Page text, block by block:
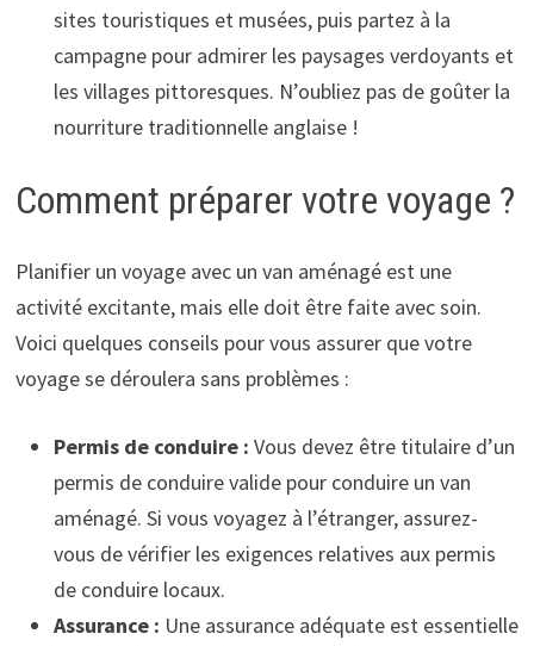
sites touristiques et musées, puis partez à la
campagne pour admirer les paysages verdoyants et
les villages pittoresques. N’oubliez pas de goûter la
nourriture traditionnelle anglaise !
Comment préparer votre voyage ?
Planifier un voyage avec un van aménagé est une
activité excitante, mais elle doit être faite avec soin.
Voici quelques conseils pour vous assurer que votre
voyage se déroulera sans problèmes :
Permis de conduire : Vous devez être titulaire d’un
permis de conduire valide pour conduire un van
aménagé. Si vous voyagez à l’étranger, assurez-
vous de vérifier les exigences relatives aux permis
de conduire locaux.
Assurance : Une assurance adéquate est essentielle